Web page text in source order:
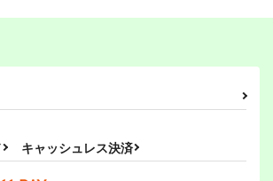
キャッシュレス決済